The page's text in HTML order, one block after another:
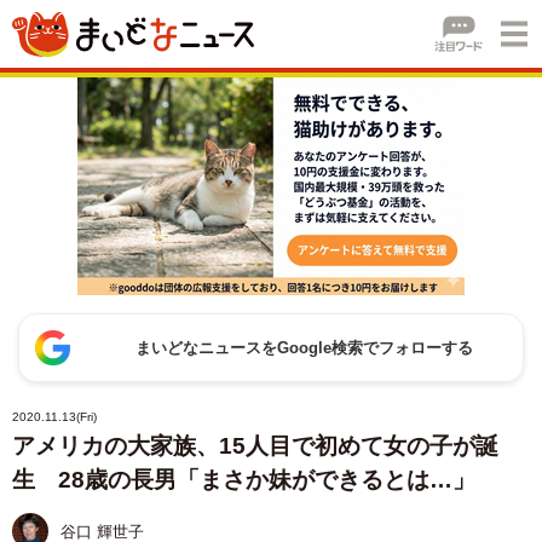
まいどなニュースをGoogle検索でフォローする
2020.11.13(Fri)
アメリカの大家族、15人目で初めて女の子が誕
生 28歳の長男「まさか妹ができるとは…」
谷口 輝世子